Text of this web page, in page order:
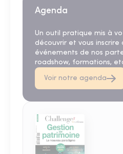
Agenda
Un outil pratique mis à
découvrir et vous inscrire
événements de nos
roadshow, formations,
Voir notre agenda